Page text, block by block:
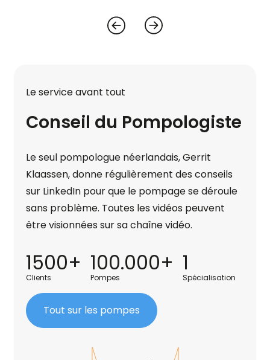
Le service avant tout
Conseil du Pompologiste
Le seul pompologue néerlandais, Gerrit
Klaassen, donne régulièrement des conseils
sur LinkedIn pour que le pompage se déroule
sans problème. Toutes les vidéos peuvent
être visionnées sur sa chaîne vidéo.
1500+
Clients
100.000+
Pompes
1
Spécialisation
Tout sur les pompes